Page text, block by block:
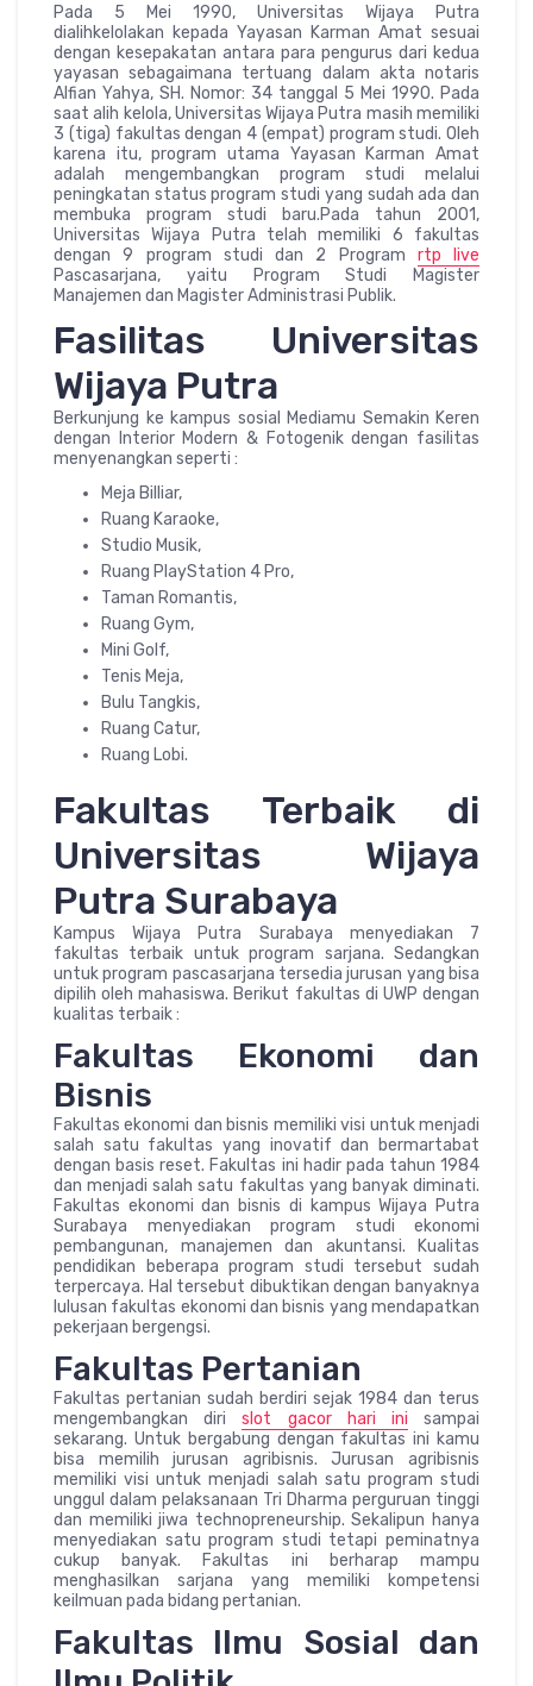
Pada 5 Mei 1990, Universitas Wijaya Putra
dialihkelolakan kepada Yayasan Karman Amat sesuai
dengan kesepakatan antara para pengurus dari kedua
yayasan sebagaimana tertuang dalam akta notaris
Alfian Yahya, SH. Nomor: 34 tanggal 5 Mei 1990. Pada
saat alih kelola, Universitas Wijaya Putra masih memiliki
3 (tiga) fakultas dengan 4 (empat) program studi. Oleh
karena itu, program utama Yayasan Karman Amat
adalah mengembangkan program studi melalui
peningkatan status program studi yang sudah ada dan
membuka program studi baru.Pada tahun 2001,
Universitas Wijaya Putra telah memiliki 6 fakultas
dengan 9 program studi dan 2 Program rtp live
Pascasarjana, yaitu Program Studi Magister
Manajemen dan Magister Administrasi Publik.
Fasilitas Universitas
Wijaya Putra
Berkunjung ke kampus sosial Mediamu Semakin Keren
dengan Interior Modern & Fotogenik dengan fasilitas
menyenangkan seperti :
Meja Billiar,
Ruang Karaoke,
Studio Musik,
Ruang PlayStation 4 Pro,
Taman Romantis,
Ruang Gym,
Mini Golf,
Tenis Meja,
Bulu Tangkis,
Ruang Catur,
Ruang Lobi.
Fakultas Terbaik di
Universitas Wijaya
Putra Surabaya
Kampus Wijaya Putra Surabaya menyediakan 7
fakultas terbaik untuk program sarjana. Sedangkan
untuk program pascasarjana tersedia jurusan yang bisa
dipilih oleh mahasiswa. Berikut fakultas di UWP dengan
kualitas terbaik :
Fakultas Ekonomi dan
Bisnis
Fakultas ekonomi dan bisnis memiliki visi untuk menjadi
salah satu fakultas yang inovatif dan bermartabat
dengan basis reset. Fakultas ini hadir pada tahun 1984
dan menjadi salah satu fakultas yang banyak diminati.
Fakultas ekonomi dan bisnis di kampus Wijaya Putra
Surabaya menyediakan program studi ekonomi
pembangunan, manajemen dan akuntansi. Kualitas
pendidikan beberapa program studi tersebut sudah
terpercaya. Hal tersebut dibuktikan dengan banyaknya
lulusan fakultas ekonomi dan bisnis yang mendapatkan
pekerjaan bergengsi.
Fakultas Pertanian
Fakultas pertanian sudah berdiri sejak 1984 dan terus
mengembangkan dirislot gacor hari ini sampai
sekarang. Untuk bergabung dengan fakultas ini kamu
bisa memilih jurusan agribisnis. Jurusan agribisnis
memiliki visi untuk menjadi salah satu program studi
unggul dalam pelaksanaan Tri Dharma perguruan tinggi
dan memiliki jiwa technopreneurship. Sekalipun hanya
menyediakan satu program studi tetapi peminatnya
cukup banyak. Fakultas ini berharap mampu
menghasilkan sarjana yang memiliki kompetensi
keilmuan pada bidang pertanian.
Fakultas Ilmu Sosial dan